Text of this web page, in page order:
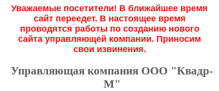
Уважаемые посетители! В ближайшее время
сайт переедет. В настоящее время
проводятся работы по созданию нового
сайта управляющей компании. Приносим
свои извинения.
Управляющая компания ООО "Квадр-
М"